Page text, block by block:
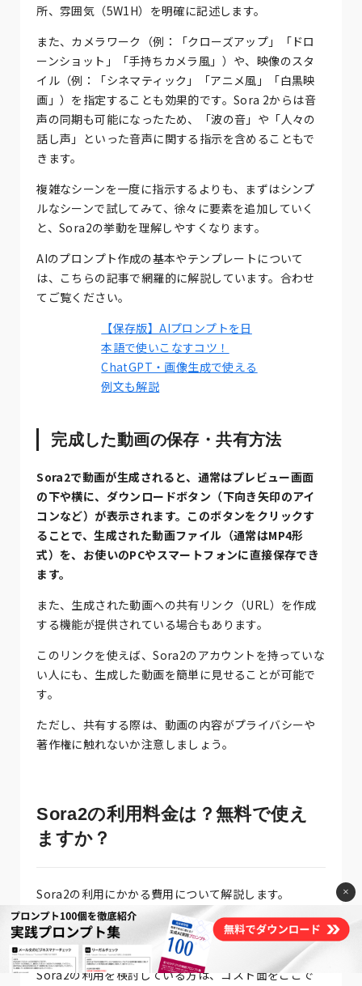
所、雰囲気（5W1H）を明確に記述します。
また、カメラワーク（例：「クローズアップ」「ドロ
ーンショット」「手持ちカメラ風」）や、映像のスタ
イル（例：「シネマティック」「アニメ風」「白黒映
画」）を指定することも効果的です。Sora 2からは音
声の同期も可能になったため、「波の音」や「人々の
話し声」といった音声に関する指示を含めることもで
きます。
複雑なシーンを一度に指示するよりも、まずはシンプ
ルなシーンで試してみて、徐々に要素を追加していく
と、Sora2の挙動を理解しやすくなります。
AIのプロンプト作成の基本やテンプレートについて
は、こちらの記事で網羅的に解説しています。合わせ
てご覧ください。
【保存版】AIプロンプトを日
本語で使いこなすコツ！
ChatGPT・画像生成で使える
例文も解説
完成した動画の保存・共有方法
Sora2で動画が生成されると、通常はプレビュー画面
の下や横に、ダウンロードボタン（下向き矢印のアイ
コンなど）が表示されます。このボタンをクリックす
ることで、生成された動画ファイル（通常はMP4形
式）を、お使いのPCやスマートフォンに直接保存でき
ます。
また、生成された動画への共有リンク（URL）を作成
する機能が提供されている場合もあります。
このリンクを使えば、Sora2のアカウントを持っていな
い人にも、生成した動画を簡単に見せることが可能で
す。
ただし、共有する際は、動画の内容がプライバシーや
著作権に触れないか注意しましょう。
Sora2の利用料金は？無料で使え
ますか？
Sora2の利用にかかる費用について解説します。
無料で利用できるのか、それとも特定のプランが必要
なのか、最新の料金体系をまとめます。
Sora2の利用を検討している方は、コスト面をここで
×